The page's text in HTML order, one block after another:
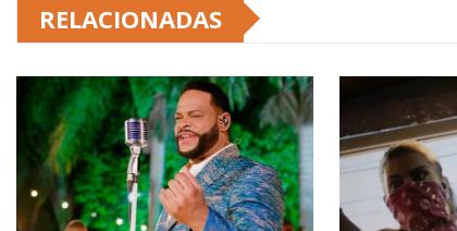
RELACIONADAS